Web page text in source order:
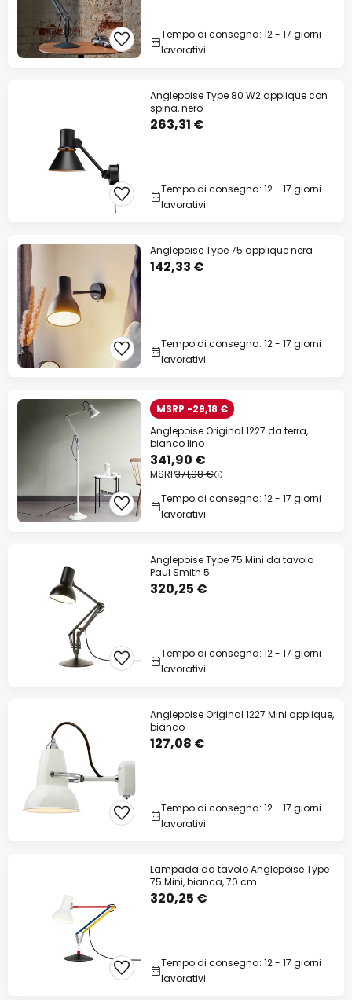
Tempo di consegna: 12 - 17 giorni
lavorativi
Anglepoise Type 80 W2 applique con
spina, nero
263,31 €
Tempo di consegna: 12 - 17 giorni
lavorativi
Anglepoise Type 75 applique nera
142,33 €
Tempo di consegna: 12 - 17 giorni
lavorativi
MSRP -29,18 €
Anglepoise Original 1227 da terra,
bianco lino
341,90 €
MSRP371,08 €
Tempo di consegna: 12 - 17 giorni
lavorativi
Anglepoise Type 75 Mini da tavolo
Paul Smith 5
320,25 €
Tempo di consegna: 12 - 17 giorni
lavorativi
Anglepoise Original 1227 Mini applique,
bianco
127,08 €
Tempo di consegna: 12 - 17 giorni
lavorativi
Lampada da tavolo Anglepoise Type
75 Mini, bianca, 70 cm
320,25 €
Tempo di consegna: 12 - 17 giorni
lavorativi